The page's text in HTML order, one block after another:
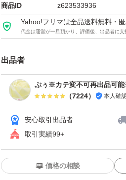
商品ID z623533936
Yahoo!フリマは全品送料無料・
代金は運営が一旦預かり、評価後、出品者に支
出品者
ぷぅ※カテ変不可再出品可
（7224） 本人確
安心取引出品者
取引実績99+
価格の相談